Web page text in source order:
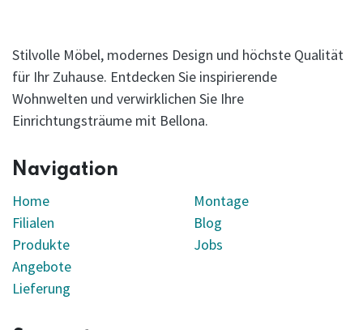
Stilvolle Möbel, modernes Design und höchste Qualität
für Ihr Zuhause. Entdecken Sie inspirierende
Wohnwelten und verwirklichen Sie Ihre
Einrichtungsträume mit Bellona.
Navigation
Home
Filialen
Produkte
Angebote
Lieferung
Montage
Blog
Jobs